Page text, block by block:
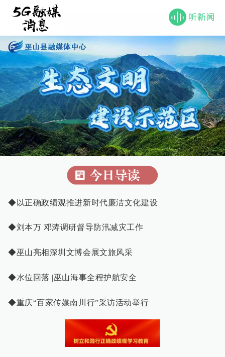
◆以正确政绩观推进新时代廉洁文化建设
◆刘本万 邓涛调研督导防汛减灾工作
◆巫山亮相深圳文博会展文旅风采
◆水位回落 |巫山海事全程护航安全
◆重庆“百家传媒南川行”采访活动举行